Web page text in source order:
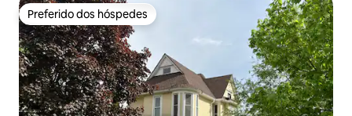
Preferido dos hóspedes
Preferido dos hóspedes